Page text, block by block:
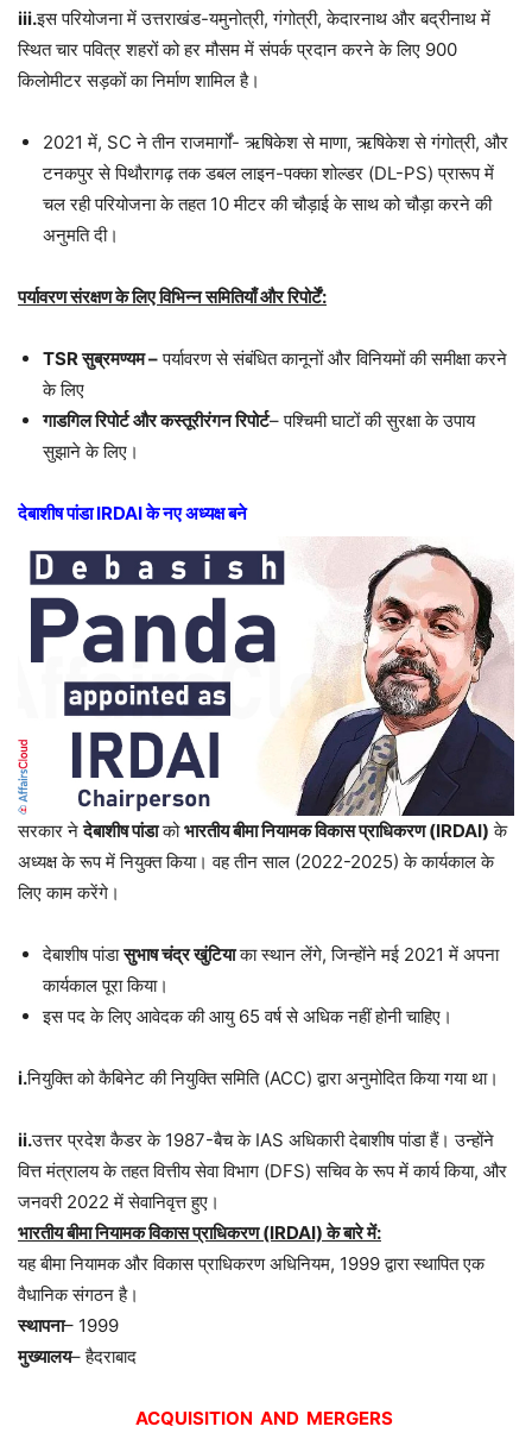
iii.इस परियोजना में उत्तराखंड-यमुनोत्री, गंगोत्री, केदारनाथ और बद्रीनाथ में
स्थित चार पवित्र शहरों को हर मौसम में संपर्क प्रदान करने के लिए 900
किलोमीटर सड़कों का निर्माण शामिल है।
2021 में, SC ने तीन राजमार्गों- ऋषिकेश से माणा, ऋषिकेश से गंगोत्री, और
टनकपुर से पिथौरागढ़ तक डबल लाइन-पक्का शोल्डर (DL-PS) प्रारूप में
चल रही परियोजना के तहत 10 मीटर की चौड़ाई के साथ को चौड़ा करने की
अनुमति दी।
पर्यावरण संरक्षण के लिए विभिन्न समितियाँ और रिपोर्टें:
TSR सुब्रमण्यम –पर्यावरण से संबंधित कानूनों और विनियमों की समीक्षा करने
के लिए
गाडगिल रिपोर्ट और कस्तूरीरंगन रिपोर्ट– पश्चिमी घाटों की सुरक्षा के उपाय
सुझाने के लिए।
देबाशीष पांडा IRDAI के नए अध्यक्ष बने
सरकार नेदेबाशीष पांडाकोभारतीय बीमा नियामक विकास प्राधिकरण (IRDAI) के
अध्यक्ष के रूप में नियुक्त किया। वह तीन साल (2022-2025) के कार्यकाल के
लिए काम करेंगे।
देबाशीष पांडासुभाष चंद्र खुंटियाका स्थान लेंगे, जिन्होंने मई 2021 में अपना
कार्यकाल पूरा किया।
इस पद के लिए आवेदक की आयु 65 वर्ष से अधिक नहीं होनी चाहिए।
i.नियुक्ति को कैबिनेट की नियुक्ति समिति (ACC) द्वारा अनुमोदित किया गया था।
ii.उत्तर प्रदेश कैडर के 1987-बैच के IAS अधिकारी देबाशीष पांडा हैं। उन्होंने
वित्त मंत्रालय के तहत वित्तीय सेवा विभाग (DFS) सचिव के रूप में कार्य किया, और
जनवरी 2022 में सेवानिवृत्त हुए।
भारतीय बीमा नियामक विकास प्राधिकरण (IRDAI) के बारे में:
यह बीमा नियामक और विकास प्राधिकरण अधिनियम, 1999 द्वारा स्थापित एक
वैधानिक संगठन है।
स्थापना– 1999
मुख्यालय– हैदराबाद
ACQUISITION AND MERGERS